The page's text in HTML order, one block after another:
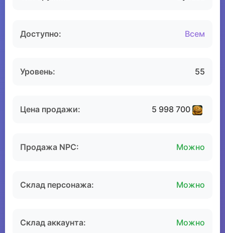
Доступно: Всем
Уровень: 55
Цена продажи: 5 998 700
Продажа NPC: Можно
Склад персонажа: Можно
Склад аккаунта: Можно